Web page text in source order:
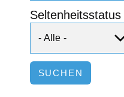
Seltenheitsstatus